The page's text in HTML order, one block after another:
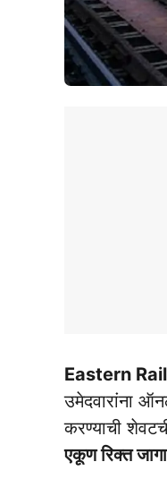
Eastern
उमेदवारांना
करण्याची
एकूण रिक्त